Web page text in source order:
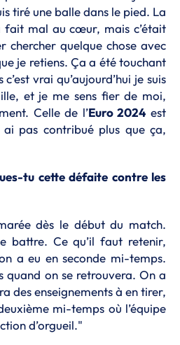
tiré une balle dans le pied. La
fait mal au cœur, mais c’était
chercher quelque chose avec
je retiens. Ça a été touchant
vrai qu’aujourd’hui je suis
et je me sens fier de moi,
Celle de l’Euro 2024 est
pas contribué plus que ça,
tu cette défaite contre les
dès le début du match.
battre. Ce qu’il faut retenir,
a eu en seconde mi-temps.
quand on se retrouvera. On a
des enseignements à en tirer,
mi-temps où l’équipe
d’orgueil."